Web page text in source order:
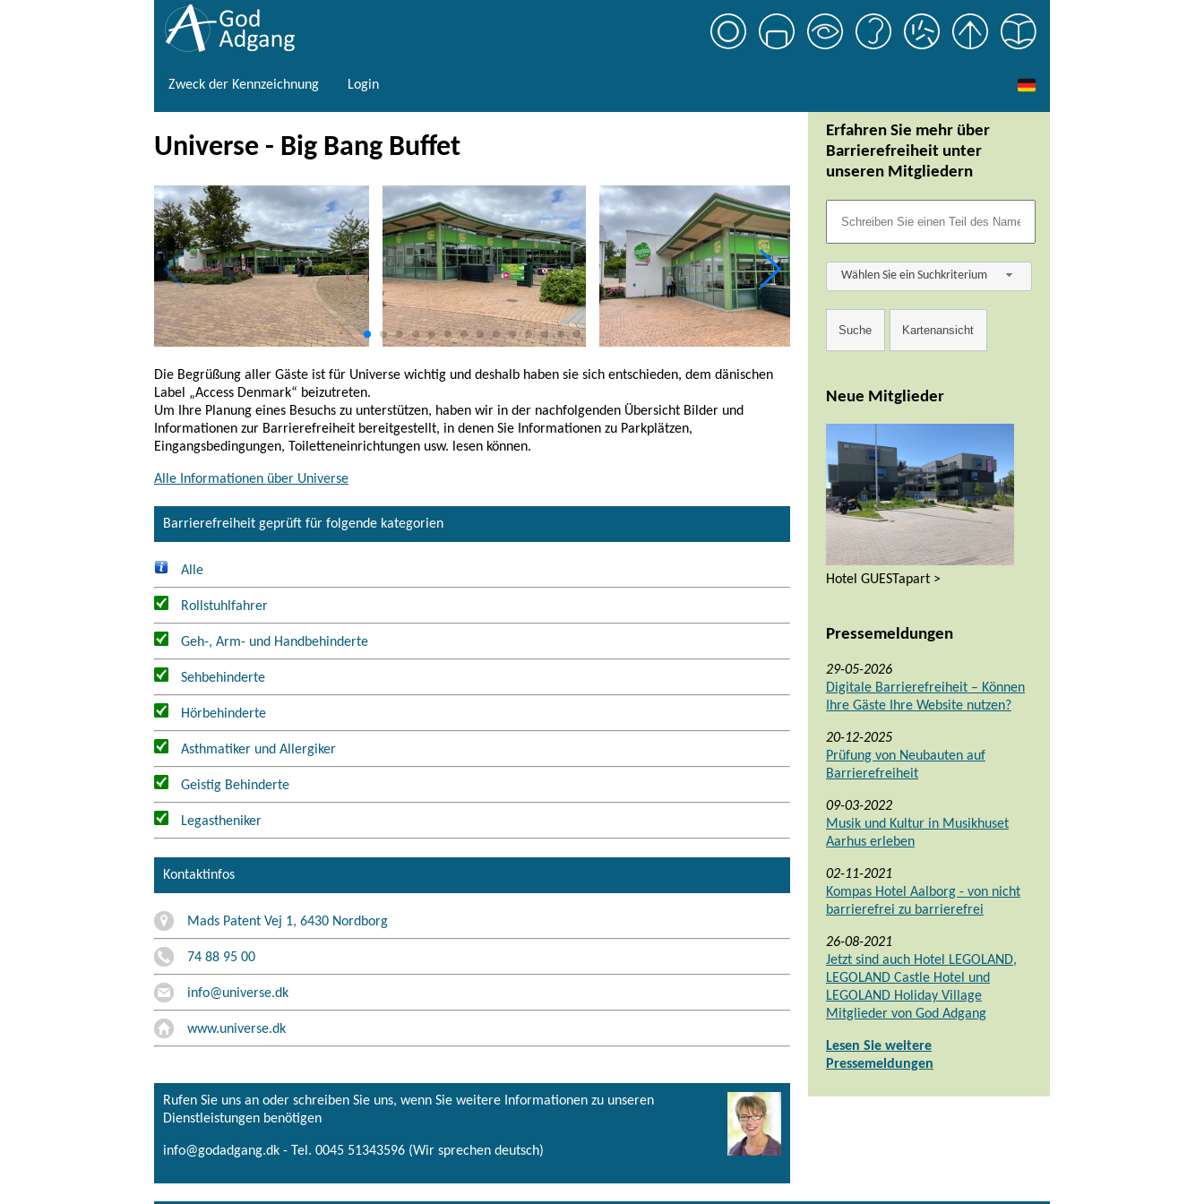
Zweck der Kennzeichnung Login
Universe - Big Bang Buffet
Die Begrüßung aller Gäste ist für Universe wichtig und deshalb haben sie sich entschieden, dem dänischen
Label „Access Denmark“ beizutreten.
Um Ihre Planung eines Besuchs zu unterstützen, haben wir in der nachfolgenden Übersicht Bilder und
Informationen zur Barrierefreiheit bereitgestellt, in denen Sie Informationen zu Parkplätzen,
Eingangsbedingungen, Toiletteneinrichtungen usw. lesen können.
Alle Informationen über Universe
Barrierefreiheit geprüft für folgende kategorien
Alle
Rollstuhlfahrer
Geh-, Arm- und Handbehinderte
Sehbehinderte
Hörbehinderte
Asthmatiker und Allergiker
Geistig Behinderte
Legastheniker
Kontaktinfos
Mads Patent Vej 1, 6430 Nordborg
74 88 95 00
info@universe.dk
www.universe.dk
Rufen Sie uns an oder schreiben Sie uns, wenn Sie weitere Informationen zu unseren
Dienstleistungen benötigen
info@godadgang.dk - Tel. 0045 51343596 (Wir sprechen deutsch)
Erfahren Sie mehr über
Barrierefreiheit unter
unseren Mitgliedern
Wählen Sie ein Suchkriterium
Neue Mitglieder
Hotel GUESTapart >
Pressemeldungen
29-05-2026
Digitale Barrierefreiheit – Können
Ihre Gäste Ihre Website nutzen?
20-12-2025
Prüfung von Neubauten auf
Barrierefreiheit
09-03-2022
Musik und Kultur in Musikhuset
Aarhus erleben
02-11-2021
Kompas Hotel Aalborg - von nicht
barrierefrei zu barrierefrei
26-08-2021
Jetzt sind auch Hotel LEGOLAND,
LEGOLAND Castle Hotel und
LEGOLAND Holiday Village
Mitglieder von God Adgang
Lesen Sie weitere
Pressemeldungen